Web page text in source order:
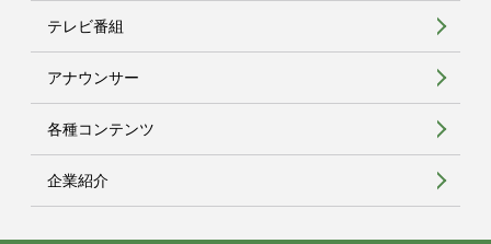
テレビ番組
アナウンサー
各種コンテンツ
企業紹介